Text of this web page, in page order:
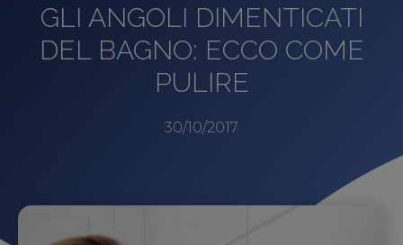
GLI ANGOLI DIMENTICATI
DEL BAGNO: ECCO COME
PULIRE
30/10/2017